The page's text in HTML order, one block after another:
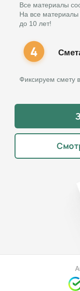
Все материалы
На все материалы
до 10 лет!
Фиксируем смету